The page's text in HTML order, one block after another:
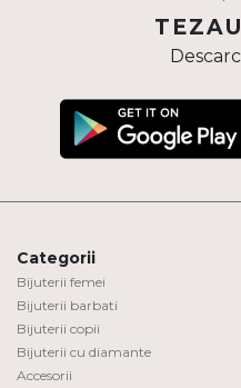
Categorii
Bijuterii femei
Bijuterii barbati
Bijuterii copii
Bijuterii cu diamante
Accesorii